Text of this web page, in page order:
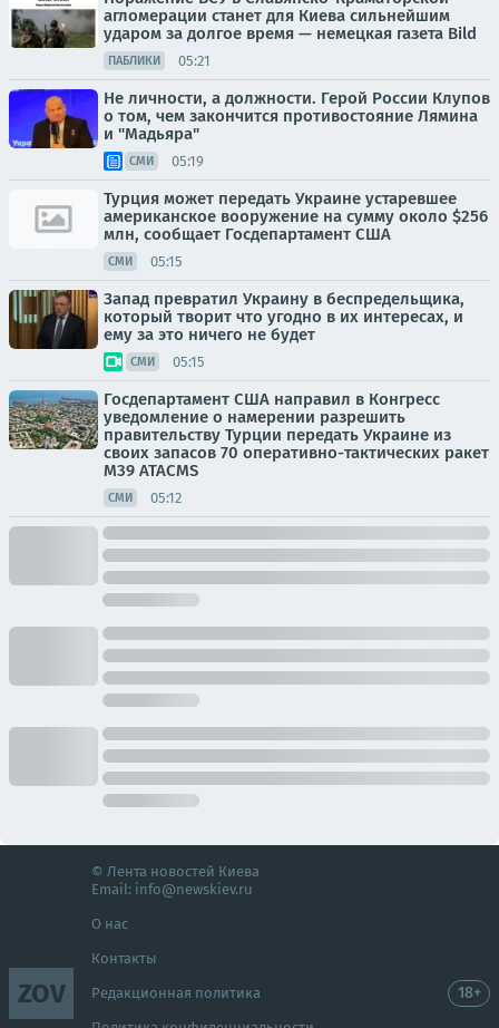
агломерации станет для Киева сильнейшим
ударом за долгое время — немецкая газета Bild
ПАБЛИКИ 05:21
Не личности, а должности. Герой России Клупов
о том, чем закончится противостояние Лямина
и "Мадьяра"
СМИ 05:19
Турция может передать Украине устаревшее
американское вооружение на сумму около $256
млн, сообщает Госдепартамент США
СМИ 05:15
Запад превратил Украину в беспредельщика,
который творит что угодно в их интересах, и
ему за это ничего не будет
СМИ 05:15
Госдепартамент США направил в Конгресс
уведомление о намерении разрешить
правительству Турции передать Украине из
своих запасов 70 оперативно-тактических ракет
M39 ATACMS
СМИ 05:12
ZOV
© Лента новостей Киева
Email: info@newskiev.ru
О нас
Контакты
Редакционная политика 18+